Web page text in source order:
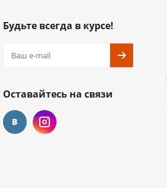
Будьте всегда в курсе!
Оставайтесь на связи